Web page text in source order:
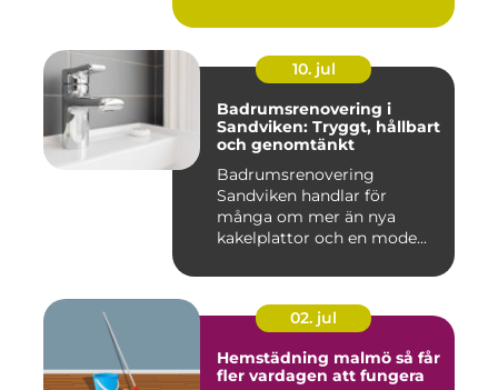
10. jul
Badrumsrenovering i
Sandviken: Tryggt, hållbart
och genomtänkt
Badrumsrenovering
Sandviken handlar för
många om mer än nya
kakelplattor och en mode...
02. jul
Hemstädning malmö så får
fler vardagen att fungera